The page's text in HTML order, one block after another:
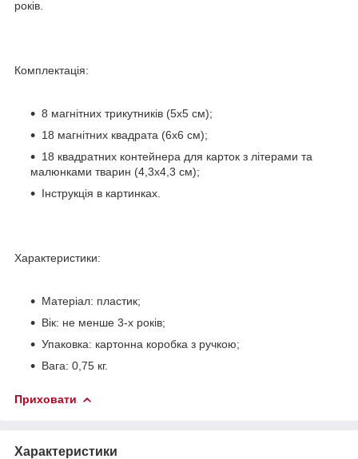
років.
Комплектація:
8 магнітних трикутників (5х5 см);
18 магнітних квадрата (6х6 см);
18 квадратних контейнера для карток з літерами та
малюнками тварин (4,3х4,3 см);
Інструкція в картинках.
Характеристики:
Матеріал: пластик;
Вік: не менше 3-х років;
Упаковка: картонна коробка з ручкою;
Вага: 0,75 кг.
Приховати
Характеристики